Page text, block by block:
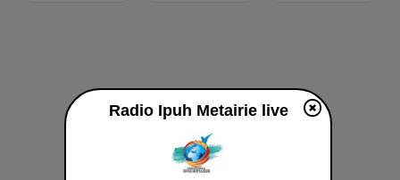
Radio Ipuh Metairie live